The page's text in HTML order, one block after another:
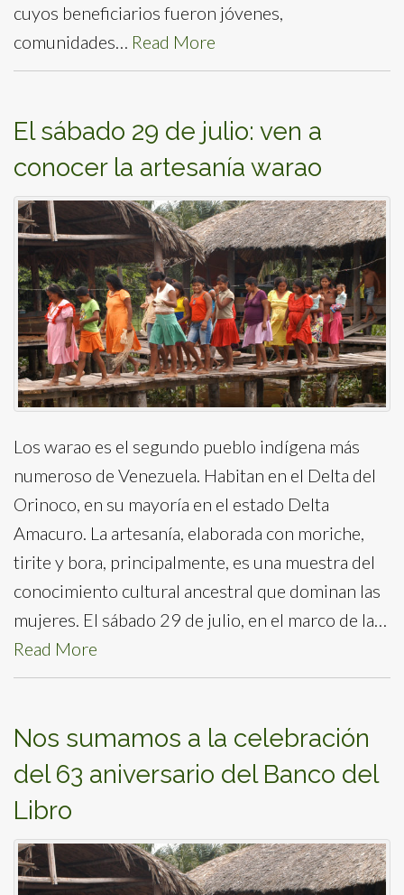
cuyos beneficiarios fueron jóvenes,
comunidades… Read More
El sábado 29 de julio: ven a
conocer la artesanía warao
Los warao es el segundo pueblo indígena más
numeroso de Venezuela. Habitan en el Delta del
Orinoco, en su mayoría en el estado Delta
Amacuro. La artesanía, elaborada con moriche,
tirite y bora, principalmente, es una muestra del
conocimiento cultural ancestral que dominan las
mujeres. El sábado 29 de julio, en el marco de la…
Read More
Nos sumamos a la celebración
del 63 aniversario del Banco del
Libro